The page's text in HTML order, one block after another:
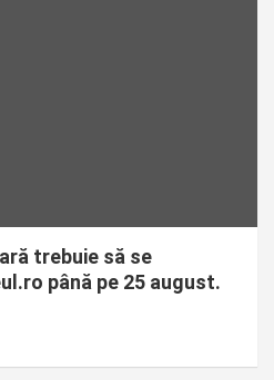
trebuie să se
până pe 25 august.